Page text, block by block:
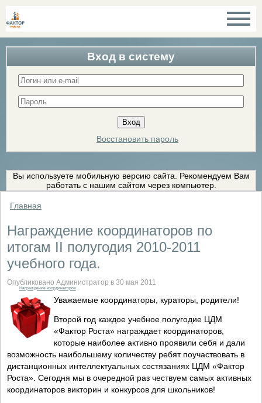
Вход в систему
Восстановить пароль
Вы используете мобильную версию сайта. Рекомендуем Вам
работать с нашим сайтом через компьютер.
Главная
Награждение координаторов по
итогам II полугодия 2010-2011
учебного года.
Опубликовано Администратор в 30 мая 2011
Награждение координаторов
Уважаемые координаторы, кураторы, родители!
Второй год каждое учебное полугодие ЦДМ
«Фактор Роста» награждает координаторов,
которые наиболее активно проявили себя и дали
возможность наибольшему количеству ребят поучаствовать в
дистанционных интеллектуальных состязаниях ЦДМ «Фактор
Роста». Сегодня мы в очередной раз чествуем самых активных
координаторов викторин и конкурсов для школьников!